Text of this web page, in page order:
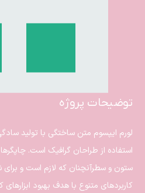
توضیحات پروژه
لورم ایپسوم متن ساختگی با تولید
استفاده از طراحان گرافیک است.
ستون و سطرآنچنان که لازم است و برای
کاربردهای متنوع با هدف بهبود